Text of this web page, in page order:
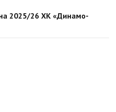
2025/26 ХК «Динамо-